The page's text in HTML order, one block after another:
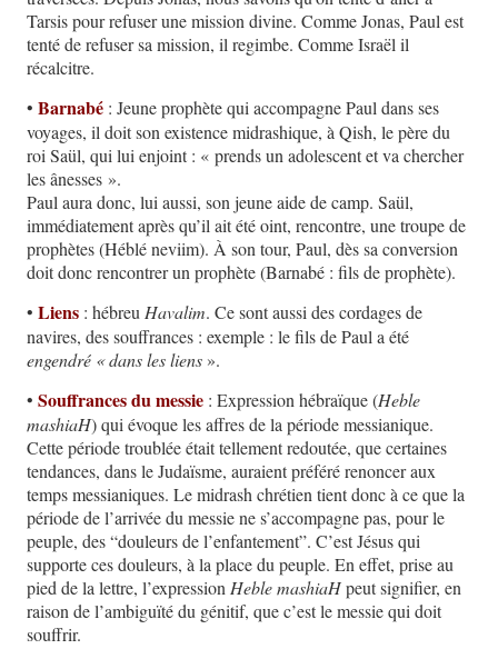
Tarsis pour refuser une mission divine. Comme Jonas, Paul est
tenté de refuser sa mission, il regimbe. Comme Israël il
récalcitre.
• Barnabé : Jeune prophète qui accompagne Paul dans ses
voyages, il doit son existence midrashique, à Qish, le père du
roi Saül, qui lui enjoint : « prends un adolescent et va chercher
les ânesses ».
Paul aura donc, lui aussi, son jeune aide de camp. Saül,
immédiatement après qu’il ait été oint, rencontre, une troupe de
prophètes (Héblé neviim). À son tour, Paul, dès sa conversion
doit donc rencontrer un prophète (Barnabé : fils de prophète).
• Liens : hébreu Havalim. Ce sont aussi des cordages de
navires, des souffrances : exemple : le fils de Paul a été
engendré « dans les liens ».
• Souffrances du messie : Expression hébraïque (Heble
mashiaH) qui évoque les affres de la période messianique.
Cette période troublée était tellement redoutée, que certaines
tendances, dans le Judaïsme, auraient préféré renoncer aux
temps messianiques. Le midrash chrétien tient donc à ce que la
période de l’arrivée du messie ne s’accompagne pas, pour le
peuple, des “douleurs de l’enfantement”. C’est Jésus qui
supporte ces douleurs, à la place du peuple. En effet, prise au
pied de la lettre, l’expression Heble mashiaHpeut signifier, en
raison de l’ambiguïté du génitif, que c’est le messie qui doit
souffrir.